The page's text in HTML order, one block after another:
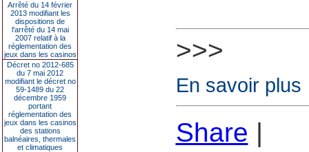
Arrêté du 14 février
2013 modifiant les
dispositions de
l'arrêté du 14 mai
2007 relatif à la
réglementation des
jeux dans les casinos
Décret no 2012-685
du 7 mai 2012
modifiant le décret no
59-1489 du 22
décembre 1959
portant
réglementation des
jeux dans les casinos
des stations
balnéaires, thermales
et climatiques
>>>
En savoir plus
Share |